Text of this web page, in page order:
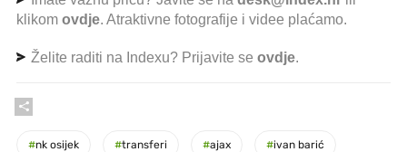
klikom ovdje. Atraktivne fotografije i videe plaćamo.
Želite raditi na Indexu? Prijavite se ovdje.
#nk osijek #transferi #ajax #ivan barić